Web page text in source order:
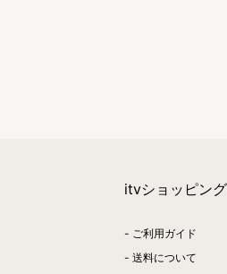
itvショッピン
ご利用ガイド
送料について